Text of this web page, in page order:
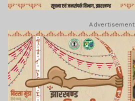
Advertisement